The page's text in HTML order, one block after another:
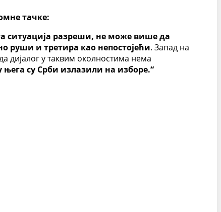
тачке:
ситуација разреши, не може више да
руши и третира као непостојећи. Запад на
дијалог у таквим околностима нема
су Срби излазили на изборе.“